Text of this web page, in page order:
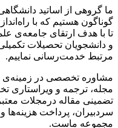
ما گروهی از اساتید
گوناگون هستیم که با
تا با هدف ارتقای جامعه‌ی
و دانشجویان تحصیلات
مرتبط خدمت‌رسانی نماییم.
مشاوره تخصصی در زمینه‌ی
مجله، ترجمه و ویراستاری
تضمینی مقاله درمجلات
سردبیران، پرداخت هزینه‌ها
مجموعه ماست.